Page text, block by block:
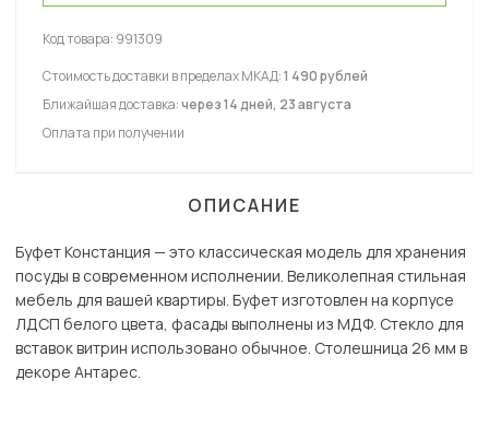
Код товара: 991309
Стоимость доставки в пределах МКАД:1 490 рублей
Ближайшая доставка:через 14 дней, 23 августа
Оплата при получении
ОПИСАНИЕ
Буфет Констанция — это классическая модель для хранения
посуды в современном исполнении. Великолепная стильная
мебель для вашей квартиры. Буфет изготовлен на корпусе
ЛДСП белого цвета, фасады выполнены из МДФ. Стекло для
вставок витрин использовано обычное. Столешница 26 мм в
декоре Антарес.